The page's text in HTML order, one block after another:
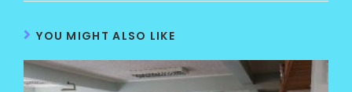
YOU MIGHT ALSO LIKE